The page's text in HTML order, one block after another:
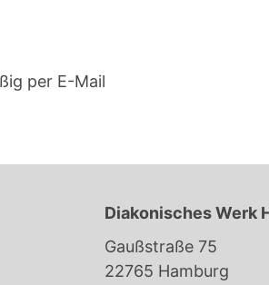
per E-Mail
Diakonisches Werk
Gaußstraße 75
22765 Hamburg